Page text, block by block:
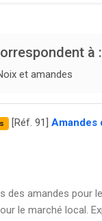
à
et amandes
[Réf. 91] Amandes
des amandes pour
le marché local.